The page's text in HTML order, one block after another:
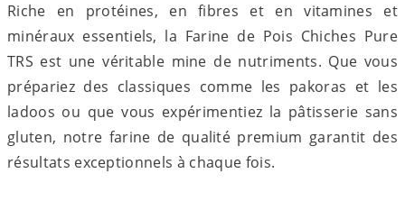
Riche en protéines, en fibres et en vitamines et
minéraux essentiels, la Farine de Pois Chiches Pure
TRS est une véritable mine de nutriments. Que vous
prépariez des classiques comme les pakoras et les
ladoos ou que vous expérimentiez la pâtisserie sans
gluten, notre farine de qualité premium garantit des
résultats exceptionnels à chaque fois.